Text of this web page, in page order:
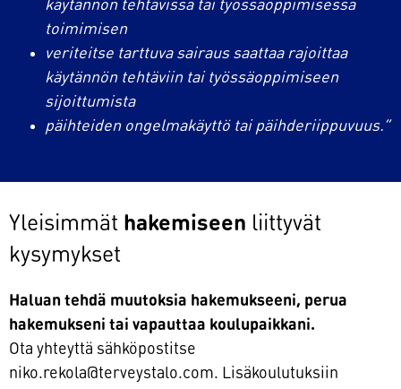
käytännön tehtävissä tai työssäoppimisessa
toimimisen
veriteitse tarttuva sairaus saattaa rajoittaa
käytännön tehtäviin tai työssäoppimiseen
sijoittumista
päihteiden ongelmakäyttö tai päihderiippuvuus.”
Yleisimmät hakemiseen liittyvät
kysymykset
Haluan tehdä muutoksia hakemukseeni, perua
hakemukseni tai vapauttaa koulupaikkani.
Ota yhteyttä sähköpostitse
niko.rekola@terveystalo.com. Lisäkoulutuksiin